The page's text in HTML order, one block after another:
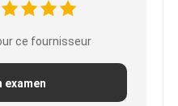
ce fournisseur
examen